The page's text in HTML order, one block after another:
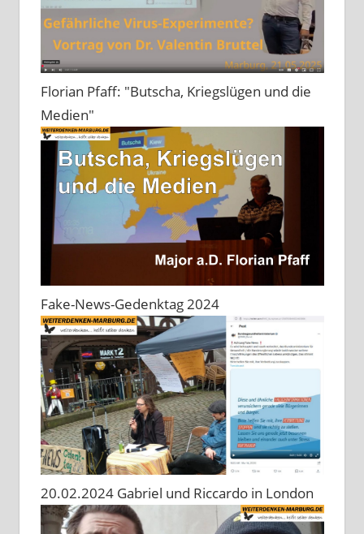
Florian Pfaff: "Butscha, Kriegslügen und die
Medien"
Fake-News-Gedenktag 2024
20.02.2024 Gabriel und Riccardo in London